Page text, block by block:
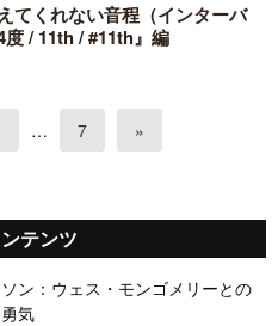
てくれない音程（インターバ
/ 11th / #11th』編
… 7 »
テンツ
ン：ウェス・モンゴメリーとの
気